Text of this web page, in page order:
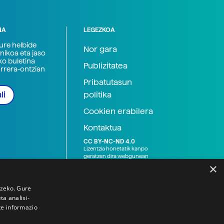
helbide
eta jaso
buletina
ontzian
LEGEZKOA
Nor gara
Publizitatea
Pribatutasun
politika
Cookien erabilera
Kontaktua
CC BY-NC-ND 4.0
Lizentzia honetatik kanpo
geratzen dira webgunean
×
Gure
analisi-
informazio